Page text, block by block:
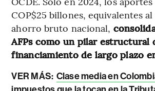
COP$25 billones, equivalentes al
ahorro bruto nacional,
AFPs como un pilar estructural
financiamiento de largo plazo
VER MÁS: Clase media en